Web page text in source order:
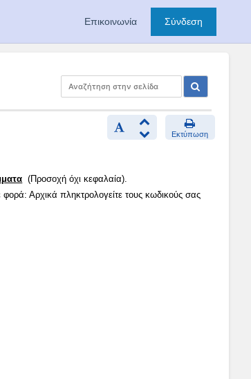
Επικοινωνία Σύνδεση
Εκτύπωση
(Προσοχή όχι κεφαλαία).
Αρχικά πληκτρολογείτε τους κωδικούς σας